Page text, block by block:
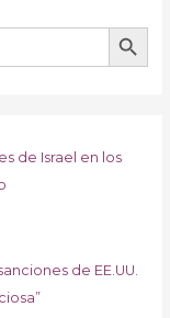
BOTÓN DE
de Israel en los
de EE.UU.